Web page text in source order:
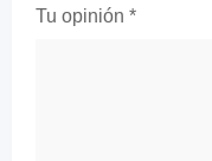
Tu opinión *